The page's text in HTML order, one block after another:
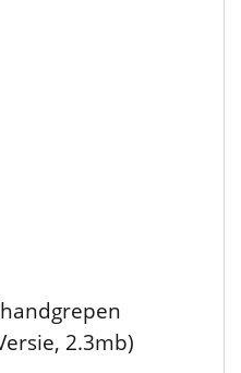
2.3mb)